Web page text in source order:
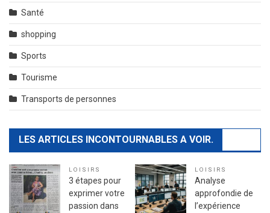
Santé
shopping
Sports
Tourisme
Transports de personnes
LES ARTICLES INCONTOURNABLES A VOIR.
LOISIRS
3 étapes pour
exprimer votre
passion dans
LOISIRS
Analyse
approfondie de
l’expérience